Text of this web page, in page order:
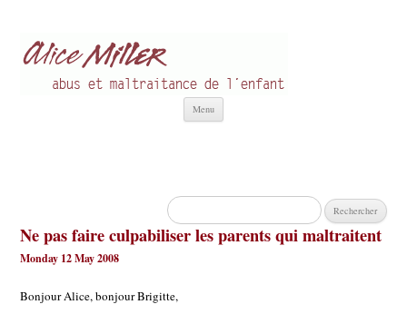
Menu
Rechercher :
Ne pas faire culpabiliser les parents qui maltraitent
Monday 12 May 2008
Bonjour Alice, bonjour Brigitte,